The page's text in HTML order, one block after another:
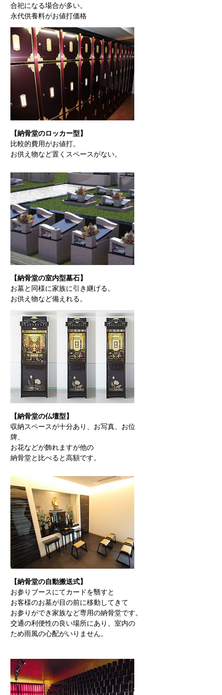
合祀になる場合が多い。
永代供養料がお値打価格
【納骨堂のロッカー型】
比較的費用がお値打。
お供え物など置くスペースがない。
【納骨堂の室内型墓石】
お墓と同様に家族に引き継げる。
お供え物など備えれる。
【納骨堂の仏壇型】
収納スペースが十分あり、お写真、お位
牌、
お花などが飾れますが他の
納骨堂と比べると高額です。
【納骨堂の自動搬送式】
お参りブースにてカードを翳すと
お客様のお墓が目の前に移動してきて
お参りができ家族など専用の納骨堂です。
交通の利便性の良い場所にあり、室内の
ため雨風の心配がいりません。